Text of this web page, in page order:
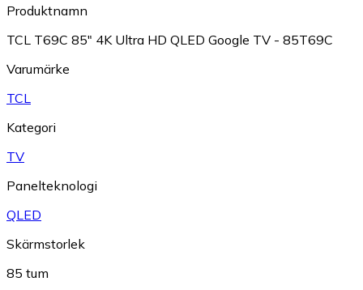
Produktnamn
TCL T69C 85" 4K Ultra HD QLED Google TV - 85T69C
Varumärke
TCL
Kategori
TV
Panelteknologi
QLED
Skärmstorlek
85 tum